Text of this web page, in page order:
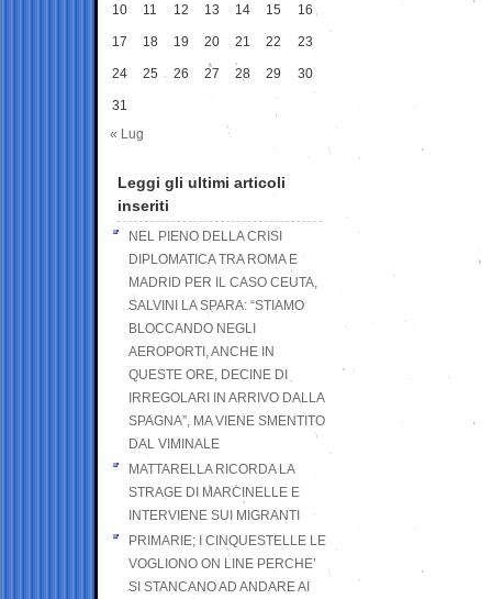
10 11 12 13 14 15 16
17 18 19 20 21 22 23
24 25 26 27 28 29 30
31
« Lug
Leggi gli ultimi articoli
inseriti
NEL PIENO DELLA CRISI
DIPLOMATICA TRA ROMA E
MADRID PER IL CASO CEUTA,
SALVINI LA SPARA: “STIAMO
BLOCCANDO NEGLI
AEROPORTI, ANCHE IN
QUESTE ORE, DECINE DI
IRREGOLARI IN ARRIVO DALLA
SPAGNA”, MA VIENE SMENTITO
DAL VIMINALE
MATTARELLA RICORDA LA
STRAGE DI MARCINELLE E
INTERVIENE SUI MIGRANTI
PRIMARIE; I CINQUESTELLE LE
VOGLIONO ON LINE PERCHE’
SI STANCANO AD ANDARE AI